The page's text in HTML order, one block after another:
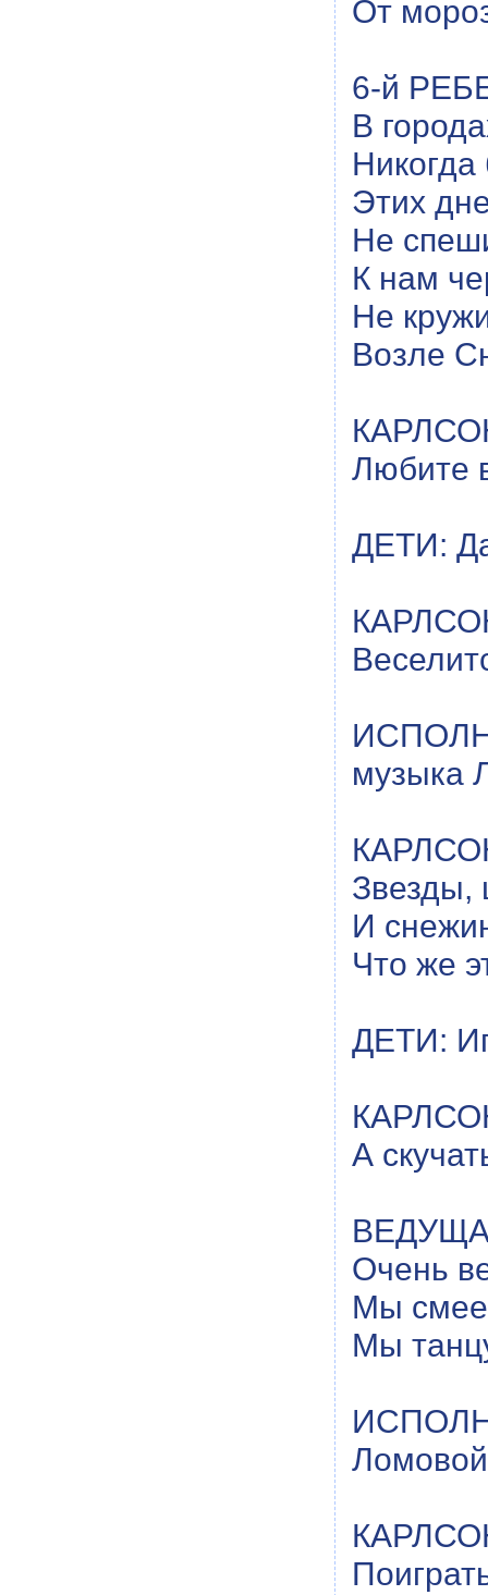
От
6-й
В
Этих
Не
К нам
Не
Возле
Любите
ДЕТИ:
музыка
Звезды,
И
Что же
ДЕТИ:
А
Очень
Мы
Мы